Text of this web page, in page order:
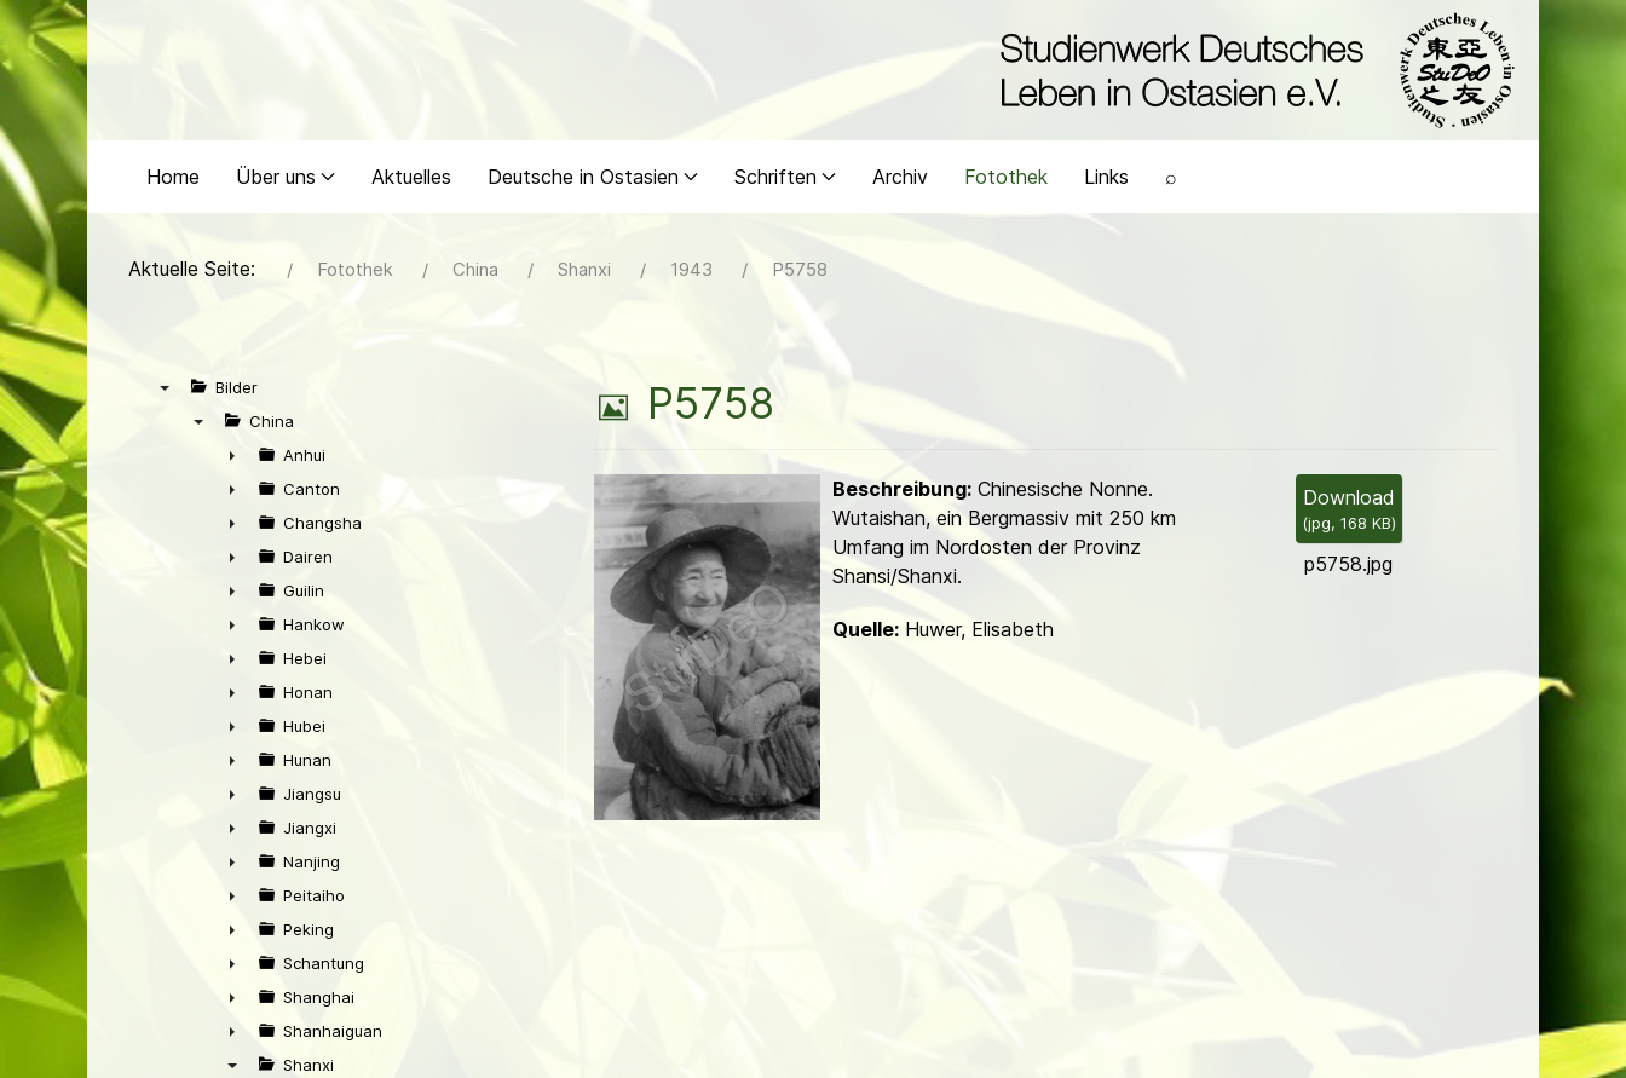
Home Über uns Aktuelles Deutsche in Ostasien Schriften Archiv Fotothek Links ⌕
Aktuelle Seite: Fotothek China Shanxi 1943 P5758
Bilder
China
►
Anhui
►
Canton
►
Changsha
►
Dairen
►
Guilin
►
Hankow
►
Hebei
►
Honan
►
Hubei
►
Hunan
►
Jiangsu
►
Jiangxi
►
Nanjing
►
Peitaiho
►
Peking
►
Schantung
►
Shanghai
►
Shanhaiguan
Shanxi
B
l
d
P5758
Download
(jpg, 168 KB)
p5758.jpg
Beschreibung:Chinesische Nonne.
Wutaishan, ein Bergmassiv mit 250 km
Umfang im Nordosten der Provinz
Shansi/Shanxi.
Quelle:Huwer, Elisabeth